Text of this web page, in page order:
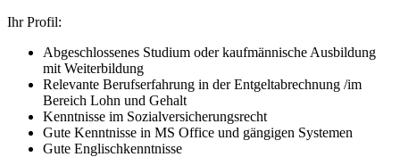
Ihr Profil:
Abgeschlossenes Studium oder kaufmännische Ausbildung
mit Weiterbildung
Relevante Berufserfahrung in der Entgeltabrechnung /im
Bereich Lohn und Gehalt
Kenntnisse im Sozialversicherungsrecht
Gute Kenntnisse in MS Office und gängigen Systemen
Gute Englischkenntnisse